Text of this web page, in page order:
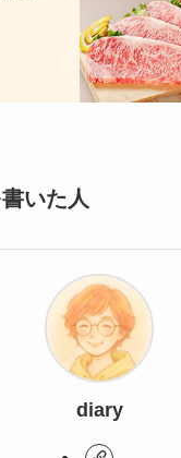
いた人
diary